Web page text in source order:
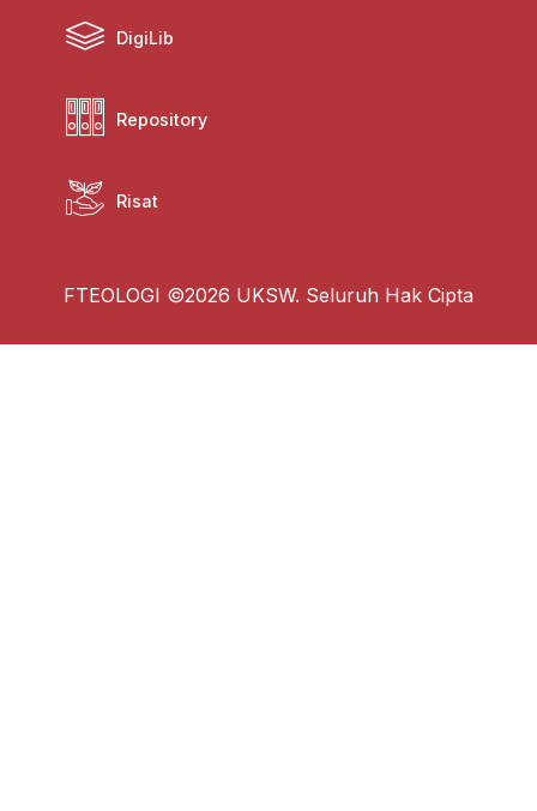
DigiLib
Repository
Risat
FTEOLOGI ©2026 UKSW. Seluruh Hak Cipta